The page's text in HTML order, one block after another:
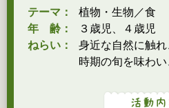
テーマ：
植物・生物／食
年 齢：
３歳児、４歳児
ねらい：
身近な自然に触
時期の旬を味わ